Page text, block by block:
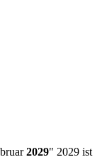
2029" 2029 ist